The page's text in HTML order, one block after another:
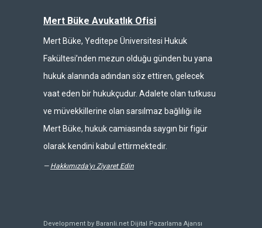
Mert Büke Avukatlık Ofisi
Mert Büke, Yeditepe Üniversitesi Hukuk
Fakültesi’nden mezun olduğu günden bu yana
hukuk alanında adından söz ettiren, gelecek
vaat eden bir hukukçudur. Adalete olan tutkusu
ve müvekkillerine olan sarsılmaz bağlılığı ile
Mert Büke, hukuk camiasında saygın bir figür
olarak kendini kabul ettirmektedir.
— Hakkımızda'yı Ziyaret Edin
Development by Baranli.net Dijital Pazarlama Ajansı